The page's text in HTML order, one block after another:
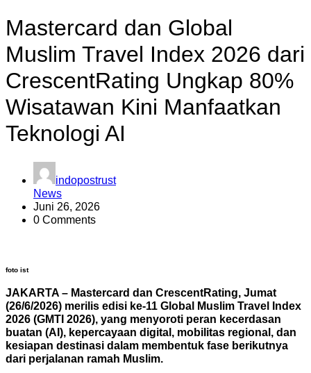
Mastercard dan Global
Muslim Travel Index 2026 dari
CrescentRating Ungkap 80%
Wisatawan Kini Manfaatkan
Teknologi AI
indopostrust
News
Juni 26, 2026
0 Comments
foto ist
JAKARTA – Mastercard dan CrescentRating, Jumat
(26/6/2026) merilis edisi ke-11 Global Muslim Travel Index
2026 (GMTI 2026), yang menyoroti peran kecerdasan
buatan (AI), kepercayaan digital, mobilitas regional, dan
kesiapan destinasi dalam membentuk fase berikutnya
dari perjalanan ramah Muslim.